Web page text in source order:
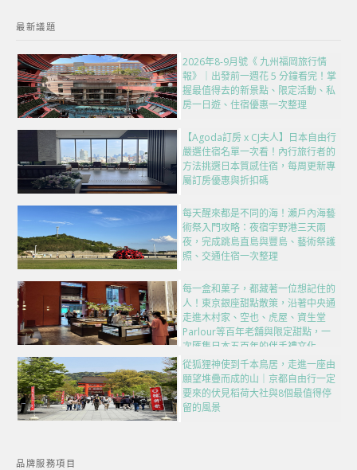
最新議題
2026年8-9月號《 九州福岡旅行情
報》｜出發前一週花 5 分鐘看完！掌
握最值得去的新景點、限定活動、私
房一日遊、住宿優惠一次整理
【Agoda訂房 x CJ夫人】日本自由行
嚴選住宿名單一次看！內行旅行者的
方法挑選日本質感住宿，每周更新專
屬訂房優惠與折扣碼
每天醒來都是不同的海！瀨戶內海藝
術祭入門攻略：夜宿宇野港三天兩
夜，完成跳島直島與豐島、藝術祭護
照、交通住宿一次整理
每一盒和菓子，都藏著一位想記住的
人！東京銀座甜點散策，沿著中央通
走進木村家、空也、虎屋、資生堂
Parlour等百年老舖與限定甜點，一
次匯集日本五百年的伴手禮文化
從狐狸神使到千本鳥居，走進一座由
願望堆疊而成的山｜京都自由行一定
要來的伏見稻荷大社與8個最值得停
留的風景
品牌服務項目